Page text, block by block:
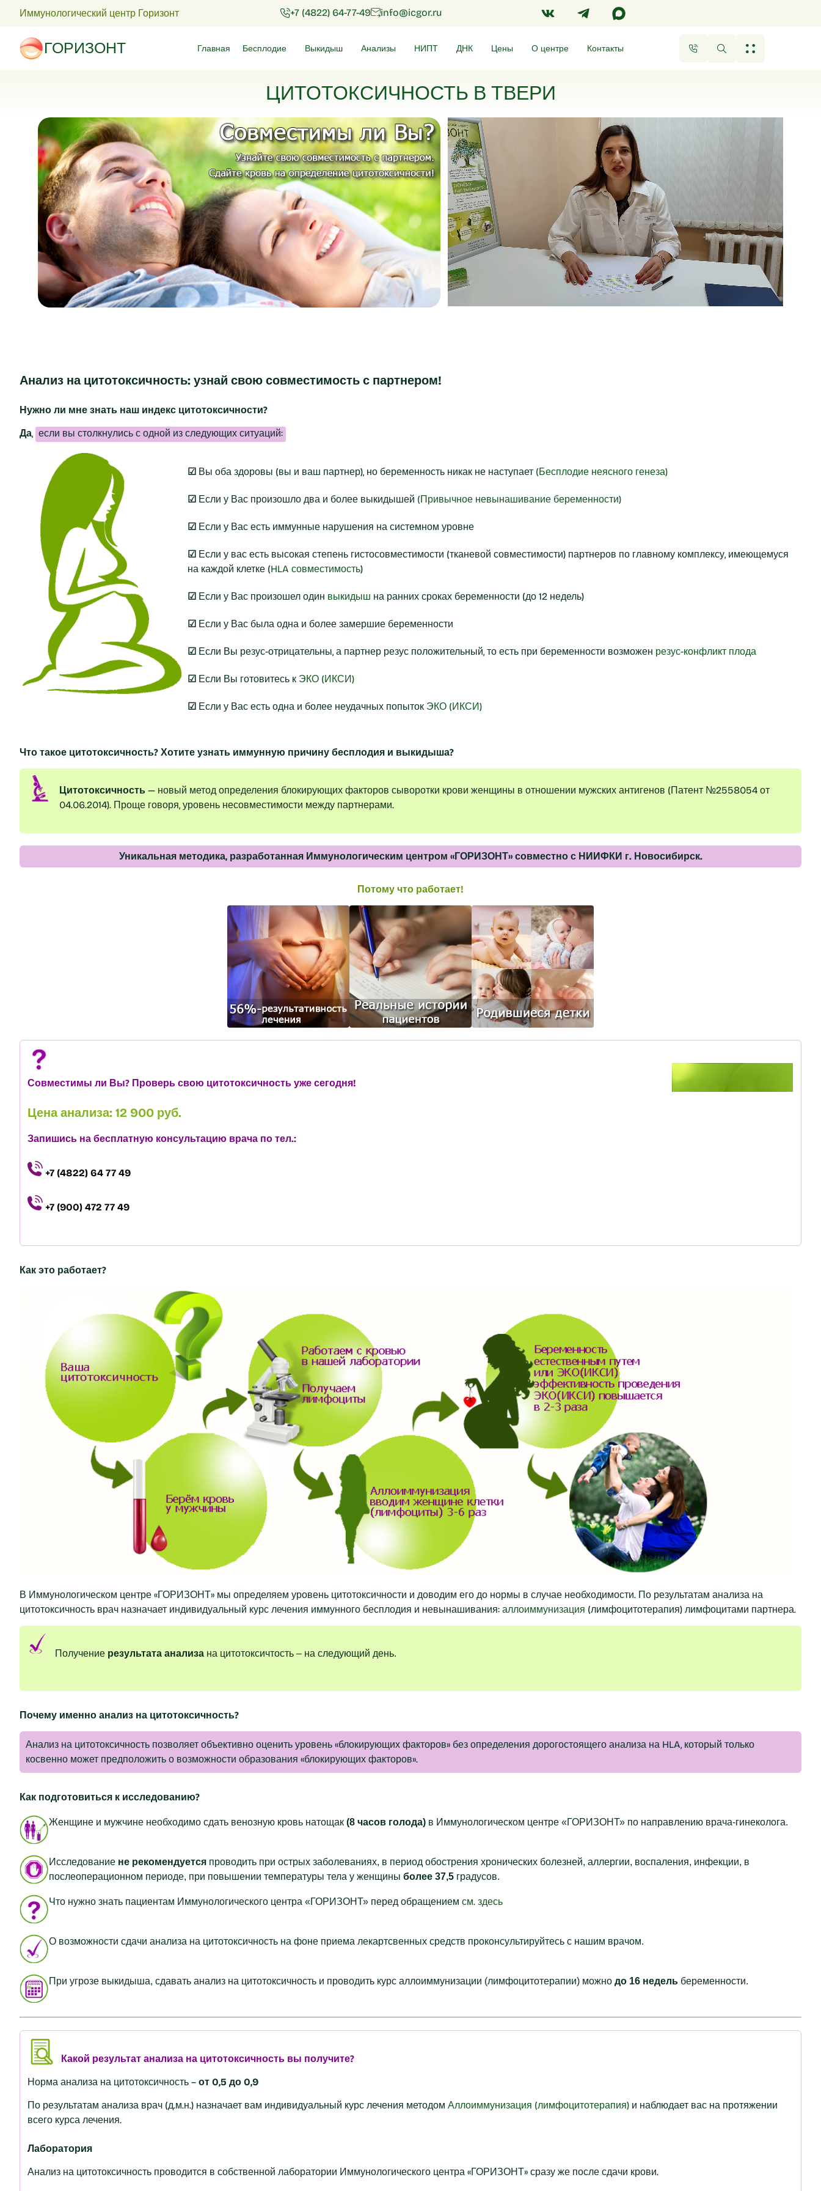
Иммунологический центр Горизонт +7 (4822) 64-77-49 info@icgor.ru
ГОРИЗОНТ Главная Бесплодие Выкидыш Анализы НИПТ ДНК Цены О центре Контакты
ЦИТОТОКСИЧНОСТЬ В ТВЕРИ
Анализ на цитотоксичность: узнай свою совместимость с партнером!
Нужно ли мне знать наш индекс цитотоксичности?
Да, если вы столкнулись с одной из следующих ситуаций:
☑ Вы оба здоровы (вы и ваш партнер), но беременность никак не наступает (Бесплодие неясного генеза)
☑ Если у Вас произошло два и более выкидышей (Привычное невынашивание беременности)
☑ Если у Вас есть иммунные нарушения на системном уровне
☑ Если у вас есть высокая степень гистосовместимости (тканевой совместимости) партнеров по главному комплексу, имеющемуся
на каждой клетке (HLA совместимость)
☑ Если у Вас произошел один выкидыш на ранних сроках беременности (до 12 недель)
☑ Если у Вас была одна и более замершие беременности
☑ Если Вы резус-отрицательны, а партнер резус положительный, то есть при беременности возможен резус-конфликт плода
☑ Если Вы готовитесь к ЭКО (ИКСИ)
☑ Если у Вас есть одна и более неудачных попыток ЭКО (ИКСИ)
Что такое цитотоксичность? Хотите узнать иммунную причину бесплодия и выкидыша?
Цитотоксичность — новый метод определения блокирующих факторов сыворотки крови женщины в отношении мужских антигенов (Патент №2558054 от
04.06.2014). Проще говоря, уровень несовместимости между партнерами.
Уникальная методика, разработанная Иммунологическим центром «ГОРИЗОНТ» совместно с НИИФКИ г. Новосибирск.
Потому что работает!
Совместимы ли Вы? Проверь свою цитотоксичность уже сегодня!
Цена анализа: 12 900 руб.
Запишись на бесплатную консультацию врача по тел.:
+7 (4822) 64 77 49
+7 (900) 472 77 49
Как это работает?
В Иммунологическом центре «ГОРИЗОНТ» мы определяем уровень цитотоксичности и доводим его до нормы в случае необходимости. По результатам анализа на
цитотоксичность врач назначает индивидуальный курс лечения иммунного бесплодия и невынашивания: аллоиммунизация (лимфоцитотерапия) лимфоцитами партнера.
Получение результата анализа на цитотоксичтость – на следующий день.
Почему именно анализ на цитотоксичность?
Анализ на цитотоксичность позволяет объективно оценить уровень «блокирующих факторов» без определения дорогостоящего анализа на HLA, который только
косвенно может предположить о возможности образования «блокирующих факторов».
Как подготовиться к исследованию?
Женщине и мужчине необходимо сдать венозную кровь натощак (8 часов голода) в Иммунологическом центре «ГОРИЗОНТ» по направлению врача-гинеколога.
Исследование не рекомендуется проводить при острых заболеваниях, в период обострения хронических болезней, аллергии, воспаления, инфекции, в
послеоперационном периоде, при повышении температуры тела у женщины более 37,5 градусов.
Что нужно знать пациентам Иммунологического центра «ГОРИЗОНТ» перед обращением см. здесь
О возможности сдачи анализа на цитотоксичность на фоне приема лекартсвенных средств проконсультируйтесь с нашим врачом.
При угрозе выкидыша, сдавать анализ на цитотоксичность и проводить курс аллоиммунизации (лимфоцитотерапии) можно до 16 недель беременности.
Какой результат анализа на цитотоксичность вы получите?
Норма анализа на цитотоксичность – от 0,5 до 0,9
По результатам анализа врач (д.м.н.) назначает вам индивидуальный курс лечения методом Аллоиммунизация (лимфоцитотерапия) и наблюдает вас на протяжении
всего курса лечения.
Лаборатория
Анализ на цитотоксичность проводится в собственной лаборатории Иммунологического центра «ГОРИЗОНТ» сразу же после сдачи крови.